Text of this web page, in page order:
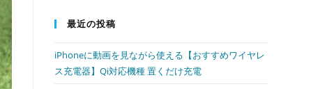
最近の投稿
iPhoneに動画を見ながら使える【おすすめワイヤレ
ス充電器】Qi対応機種 置くだけ充電